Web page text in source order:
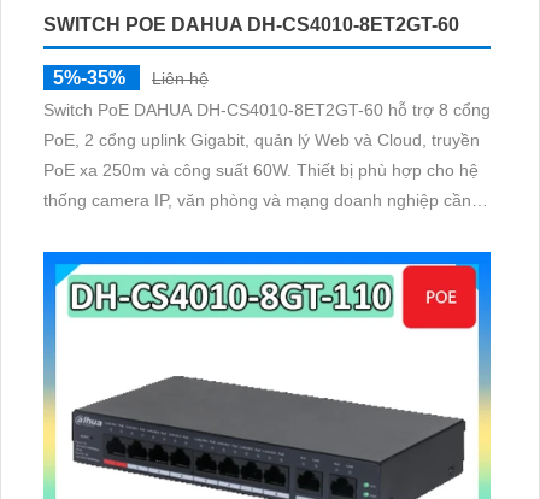
SWITCH POE DAHUA DH-CS4010-8ET2GT-60
5%-35%
Liên hệ
Switch PoE DAHUA DH-CS4010-8ET2GT-60 hỗ trợ 8 cổng
PoE, 2 cổng uplink Gigabit, quản lý Web và Cloud, truyền
PoE xa 250m và công suất 60W. Thiết bị phù hợp cho hệ
thống camera IP, văn phòng và mạng doanh nghiệp cần